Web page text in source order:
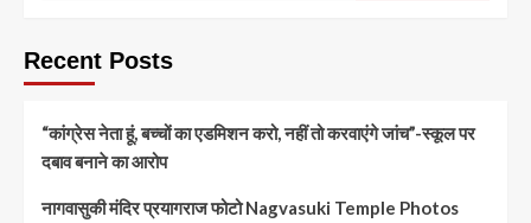
Recent Posts
“कांग्रेस नेता हूं, बच्चों का एडमिशन करो, नहीं तो करवाएंगे जांच”-स्कूल पर
दबाव बनाने का आरोप
नागवासुकी मंदिर प्रयागराज फोटो Nagvasuki Temple Photos